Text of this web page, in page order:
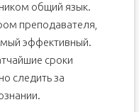
общий язык.
преподавателя,
эффективный.
сроки
следить за